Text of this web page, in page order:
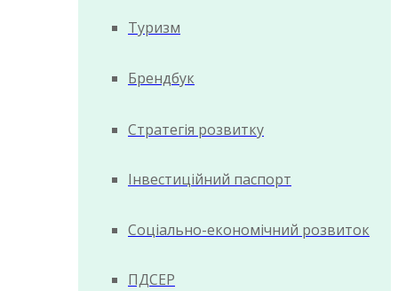
Туризм
Брендбук
Стратегія розвитку
Інвестиційний паспорт
Соціально-економічний розвиток
ПДСЕР